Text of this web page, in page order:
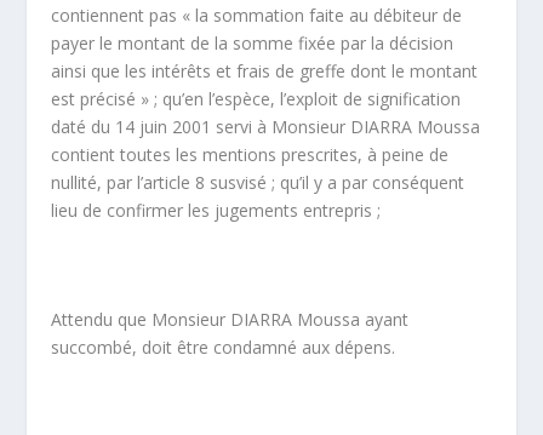
contiennent pas « la sommation faite au débiteur de
payer le montant de la somme fixée par la décision
ainsi que les intérêts et frais de greffe dont le montant
est précisé » ; qu’en l’espèce, l’exploit de signification
daté du 14 juin 2001 servi à Monsieur DIARRA Moussa
contient toutes les mentions prescrites, à peine de
nullité, par l’article 8 susvisé ; qu’il y a par conséquent
lieu de confirmer les jugements entrepris ;
Attendu que Monsieur DIARRA Moussa ayant
succombé, doit être condamné aux dépens.